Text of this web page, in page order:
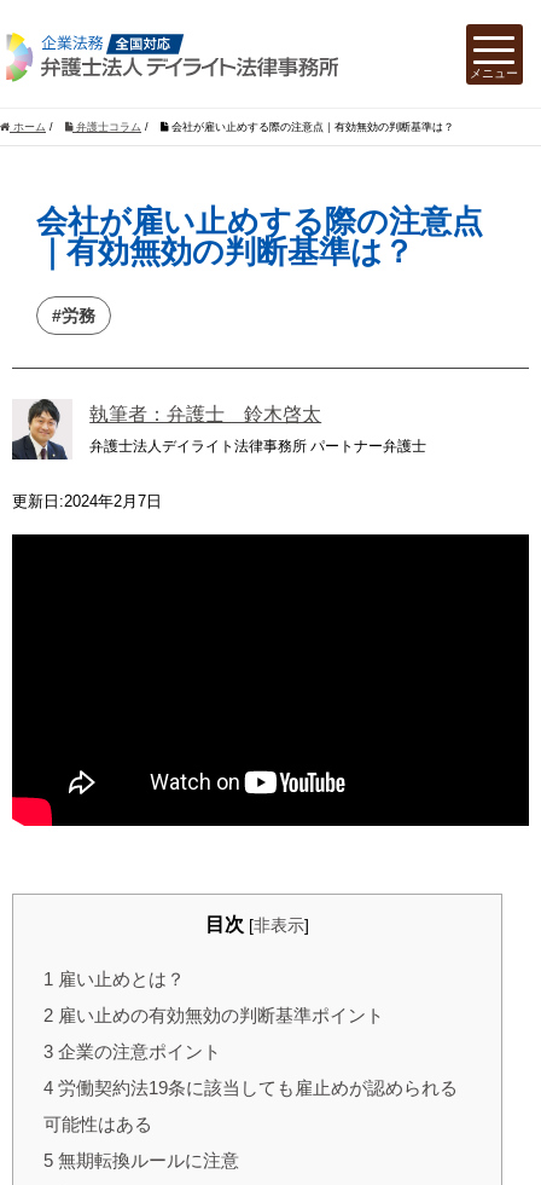
ホーム / 弁護士コラム / 会社が雇い止めする際の注意点｜有効無効の判断基準は？
会社が雇い止めする際の注意点
｜有効無効の判断基準は？
#労務
執筆者：弁護士 鈴木啓太
弁護士法人デイライト法律事務所 パートナー弁護士
更新日:2024年2月7日
目次 [非表示]
1 雇い止めとは？
2 雇い止めの有効無効の判断基準ポイント
3 企業の注意ポイント
4 労働契約法19条に該当しても雇止めが認められる
可能性はある
5 無期転換ルールに注意